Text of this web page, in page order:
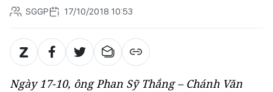
SGGP 17/10/2018 10:53
Ngày 17-10, ông Phan Sỹ Thắng – Chánh Văn